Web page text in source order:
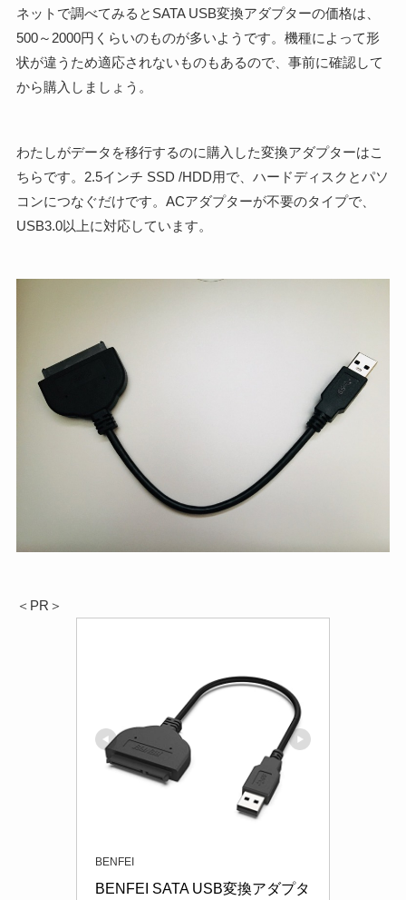
ネットで調べてみるとSATA USB変換アダプターの価格は、
500～2000円くらいのものが多いようです。機種によって形
状が違うため適応されないものもあるので、事前に確認して
から購入しましょう。
わたしがデータを移行するのに購入した変換アダプターはこ
ちらです。2.5インチ SSD /HDD用で、ハードディスクとパソ
コンにつなぐだけです。ACアダプターが不要のタイプで、
USB3.0以上に対応しています。
＜PR＞
BENFEI
BENFEI SATA USB変換アダプタ